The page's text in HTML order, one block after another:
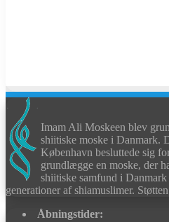
Imam Ali Moskeen blev
shiitiske moske i Danmark.
København besluttede sig
grundlægge en moske, der
shiitiske samfund i
generationer af shiamuslimer.
Åbningstider: